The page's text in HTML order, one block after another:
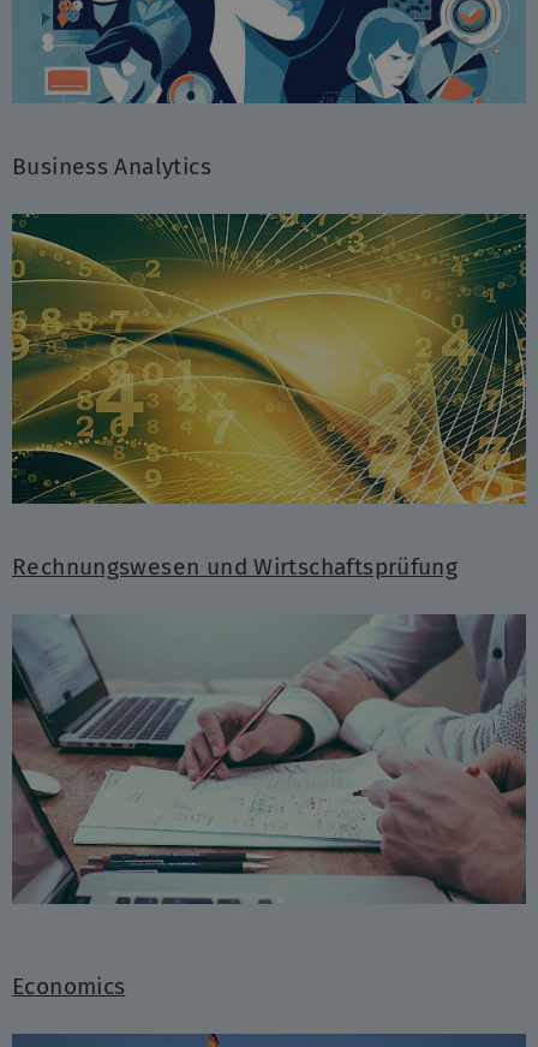
Business Analytics
Rechnungswesen und Wirtschaftsprüfung
Economics